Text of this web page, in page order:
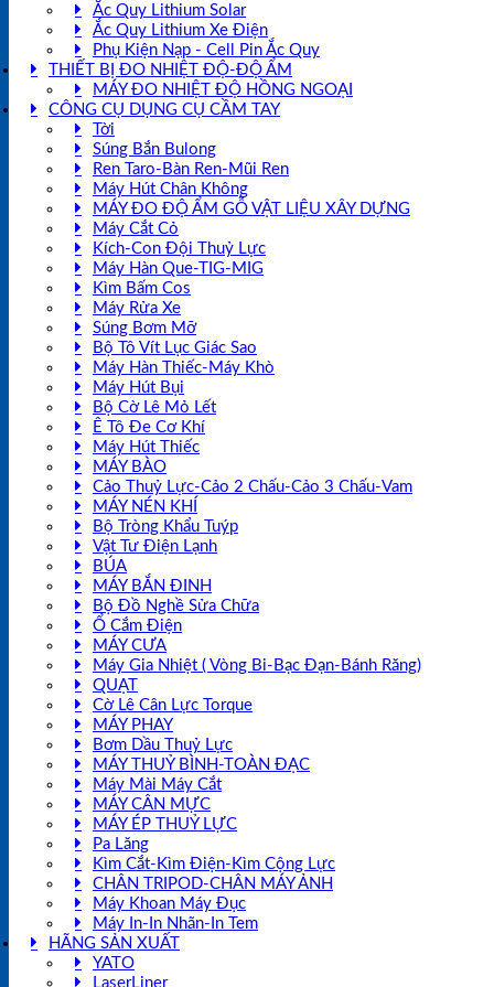
Ắc Quy Lithium Solar
Ắc Quy Lithium Xe Điện
Phụ Kiện Nạp - Cell Pin Ắc Quy
THIẾT BỊ ĐO NHIỆT ĐỘ-ĐỘ ẨM
MÁY ĐO NHIỆT ĐỘ HỒNG NGOẠI
CÔNG CỤ DỤNG CỤ CẦM TAY
Tời
Súng Bắn Bulong
Ren Taro-Bàn Ren-Mũi Ren
Máy Hút Chân Không
MÁY ĐO ĐỘ ẨM GỖ VẬT LIỆU XÂY DỰNG
Máy Cắt Cỏ
Kích-Con Đội Thuỷ Lực
Máy Hàn Que-TIG-MIG
Kìm Bấm Cos
Máy Rửa Xe
Súng Bơm Mỡ
Bộ Tô Vít Lục Giác Sao
Máy Hàn Thiếc-Máy Khò
Máy Hút Bụi
Bộ Cờ Lê Mỏ Lết
Ê Tô Đe Cơ Khí
Máy Hút Thiếc
MÁY BÀO
Cảo Thuỷ Lực-Cảo 2 Chấu-Cảo 3 Chấu-Vam
MÁY NÉN KHÍ
Bộ Tròng Khẩu Tuýp
Vật Tư Điện Lạnh
BÚA
MÁY BẮN ĐINH
Bộ Đồ Nghề Sửa Chữa
Ổ Cắm Điện
MÁY CƯA
Máy Gia Nhiệt ( Vòng Bi-Bạc Đạn-Bánh Răng)
QUẠT
Cờ Lê Cân Lực Torque
MÁY PHAY
Bơm Dầu Thuỷ Lực
MÁY THUỶ BÌNH-TOÀN ĐẠC
Máy Mài Máy Cắt
MÁY CÂN MỰC
MÁY ÉP THUỶ LỰC
Pa Lăng
Kìm Cắt-Kìm Điện-Kìm Cộng Lực
CHÂN TRIPOD-CHÂN MÁY ẢNH
Máy Khoan Máy Đục
Máy In-In Nhãn-In Tem
HÃNG SẢN XUẤT
YATO
LaserLiner